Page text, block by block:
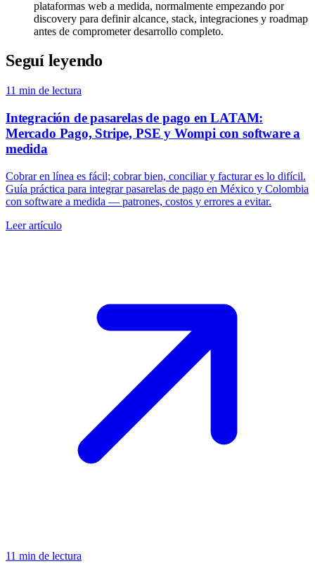
plataformas web a medida, normalmente empezando por
discovery para definir alcance, stack, integraciones y roadmap
antes de comprometer desarrollo completo.
Seguí leyendo
11 min de lectura
Integración de pasarelas de pago en LATAM:
Mercado Pago, Stripe, PSE y Wompi con software a
medida
Cobrar en línea es fácil; cobrar bien, conciliar y facturar es lo difícil.
Guía práctica para integrar pasarelas de pago en México y Colombia
con software a medida — patrones, costos y errores a evitar.
Leer artículo
11 min de lectura